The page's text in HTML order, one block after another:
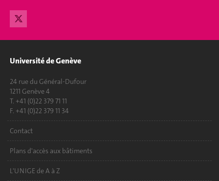
Université de Genève
24 rue du Général-Dufour
1211 Genève 4
T. +41 (0)22 379 71 11
F. +41 (0)22 379 11 34
Contact
Plans d'accès aux bâtiments
L'UNIGE de A à Z